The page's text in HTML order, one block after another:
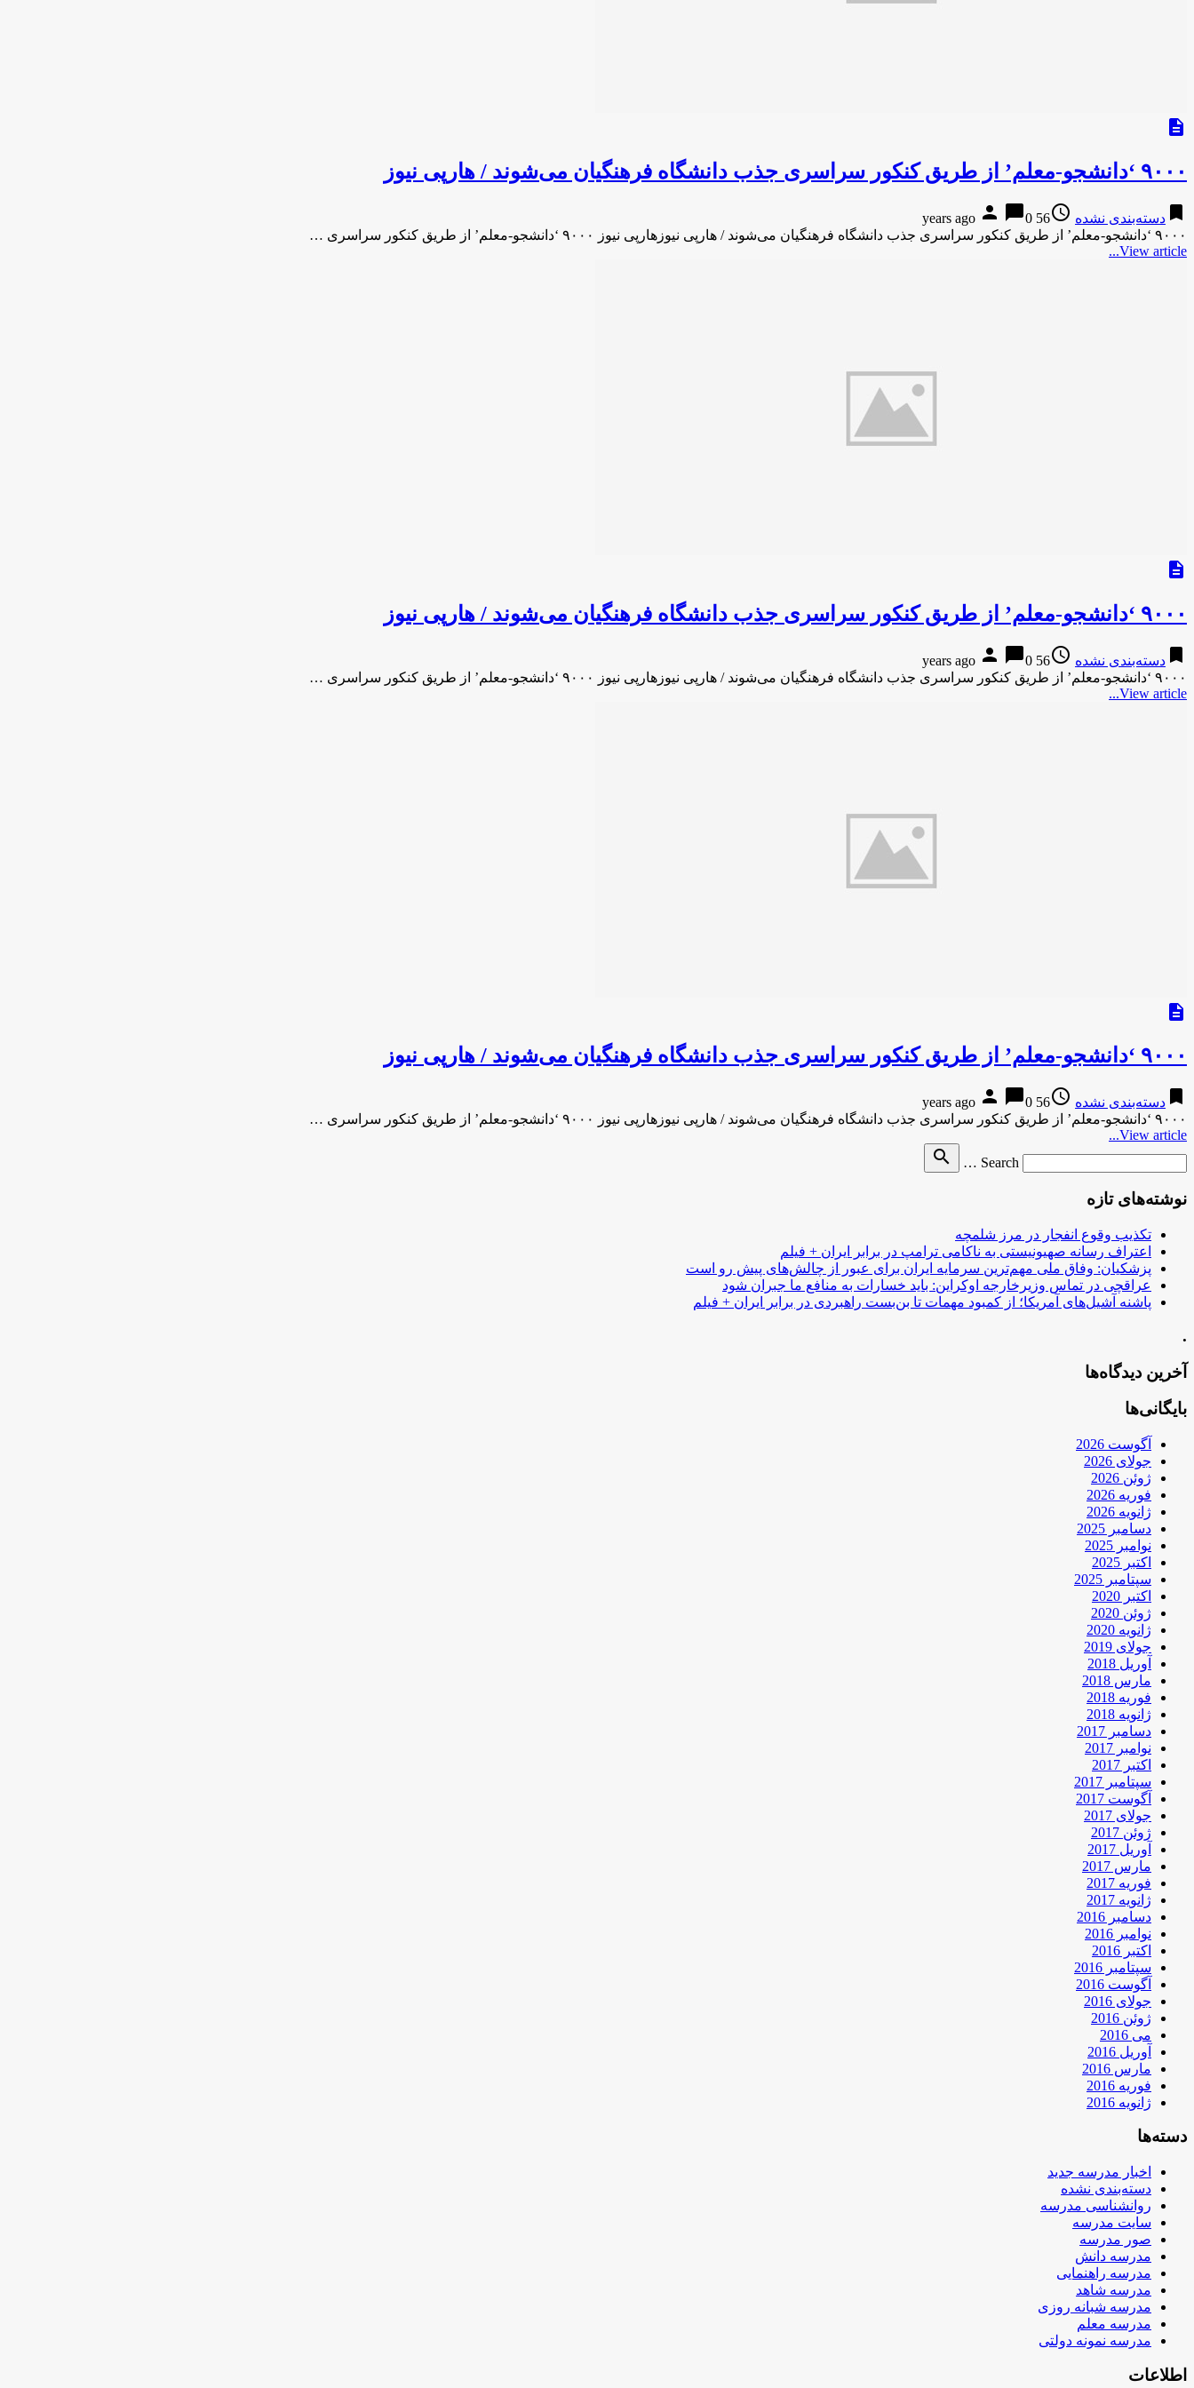
description
۹۰۰۰ ‘دانشجو-معلم’ از طریق کنکور سراسری جذب دانشگاه فرهنگیان می‌شوند / هارپی نیوز
bookmark دسته‌بندی نشده access_time
56 years ago
person chat_bubble0
۹۰۰۰ ‘دانشجو-معلم’ از طریق کنکور سراسری جذب دانشگاه فرهنگیان می‌شوند / هارپی نیوزهارپی نیوز ۹۰۰۰ ‘دانشجو-معلم’ از طریق کنکور سراسری …
View article...
description
۹۰۰۰ ‘دانشجو-معلم’ از طریق کنکور سراسری جذب دانشگاه فرهنگیان می‌شوند / هارپی نیوز
bookmark دسته‌بندی نشده access_time
56 years ago
person chat_bubble0
۹۰۰۰ ‘دانشجو-معلم’ از طریق کنکور سراسری جذب دانشگاه فرهنگیان می‌شوند / هارپی نیوزهارپی نیوز ۹۰۰۰ ‘دانشجو-معلم’ از طریق کنکور سراسری …
View article...
description
۹۰۰۰ ‘دانشجو-معلم’ از طریق کنکور سراسری جذب دانشگاه فرهنگیان می‌شوند / هارپی نیوز
bookmark دسته‌بندی نشده access_time
56 years ago
person chat_bubble0
۹۰۰۰ ‘دانشجو-معلم’ از طریق کنکور سراسری جذب دانشگاه فرهنگیان می‌شوند / هارپی نیوزهارپی نیوز ۹۰۰۰ ‘دانشجو-معلم’ از طریق کنکور سراسری …
View article...
Search …
search
نوشته‌های تازه
تکذیب وقوع انفجار در مرز شلمچه
اعتراف رسانه صهیونیستی به ناکامی ترامپ در برابر ایران + فیلم
پزشکیان: وفاق ملی مهم‌ترین سرمایه ایران برای عبور از چالش‌های پیش رو است
عراقچی در تماس وزیرخارجه اوکراین: باید خسارات به منافع ما جبران شود
پاشنه آشیل‌های آمریکا؛ از کمبود مهمات تا بن‌بست راهبردی در برابر ایران + فیلم
.
آخرین دیدگاه‌ها
بایگانی‌ها
آگوست 2026
جولای 2026
ژوئن 2026
فوریه 2026
ژانویه 2026
دسامبر 2025
نوامبر 2025
اکتبر 2025
سپتامبر 2025
اکتبر 2020
ژوئن 2020
ژانویه 2020
جولای 2019
آوریل 2018
مارس 2018
فوریه 2018
ژانویه 2018
دسامبر 2017
نوامبر 2017
اکتبر 2017
سپتامبر 2017
آگوست 2017
جولای 2017
ژوئن 2017
آوریل 2017
مارس 2017
فوریه 2017
ژانویه 2017
دسامبر 2016
نوامبر 2016
اکتبر 2016
سپتامبر 2016
آگوست 2016
جولای 2016
ژوئن 2016
می 2016
آوریل 2016
مارس 2016
فوریه 2016
ژانویه 2016
دسته‌ها
اخبار مدرسه جدید
دسته‌بندی نشده
روانشناسی مدرسه
سایت مدرسه
صور مدرسه
مدرسه دانش
مدرسه راهنمایی
مدرسه شاهد
مدرسه شبانه روزی
مدرسه معلم
مدرسه نمونه دولتی
اطلاعات